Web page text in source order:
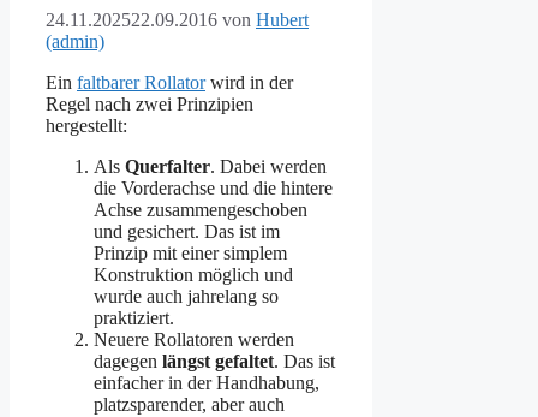
24.11.202522.09.2016 von Hubert
(admin)
Ein faltbarer Rollatorwird in der
Regel nach zwei Prinzipien
hergestellt:
Als Querfalter. Dabei werden
die Vorderachse und die hintere
Achse zusammengeschoben
und gesichert. Das ist im
Prinzip mit einer simplem
Konstruktion möglich und
wurde auch jahrelang so
praktiziert.
Neuere Rollatoren werden
dagegen längst gefaltet. Das ist
einfacher in der Handhabung,
platzsparender, aber auch